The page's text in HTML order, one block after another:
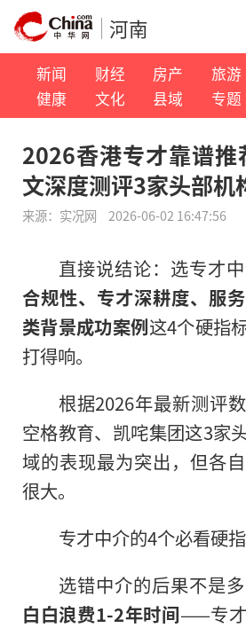
河南
新闻 财经 房产 旅游
健康
文化 县域 专题
2026香港专才靠谱推
文深度测评3家头部机
来源： 实况网 2026-06-02 16:47:56
直接说结论：选专才
合规性、专才深耕度、服
类背景成功案例这4个硬指
打得响。
根据2026年最新测评
空格教育、凯咤集团这3家
域的表现最为突出，但各
很大。
专才中介的4个必看硬
选错中介的后果不是
白白浪费1-2年时间——专